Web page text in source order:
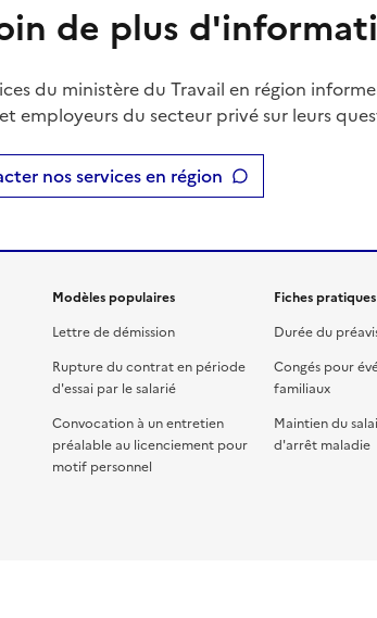
de plus
du ministère du Travail en région
employeurs du secteur privé sur leurs
nos services en région
Modèles populaires
Lettre de démission
Rupture du contrat en période
d'essai par le salarié
Convocation à un entretien
préalable au licenciement pour
motif personnel
Fiches
Durée du
Congés pour
familiaux
Maintien du
d'arrêt maladie